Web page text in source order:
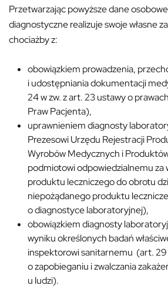
Przetwarzając powyższe dane
diagnostyczne realizuje swoje własne
chociażby z:
obowiązkiem prowadzenia,
i udostępniania dokumentacji
24 w zw. z art. 23 ustawy o
Praw Pacjenta),
uprawnieniem diagnosty
Prezesowi Urzędu Rejestracji
Wyrobów Medycznych i
podmiotowi odpowiedzialnemu za
produktu leczniczego do obrotu
niepożądanego produktu
o diagnostyce laboratoryjnej),
obowiązkiem diagnosty
wyniku określonych badań
inspektorowi sanitarnemu (art. 29
o zapobieganiu i zwalczania
u ludzi).